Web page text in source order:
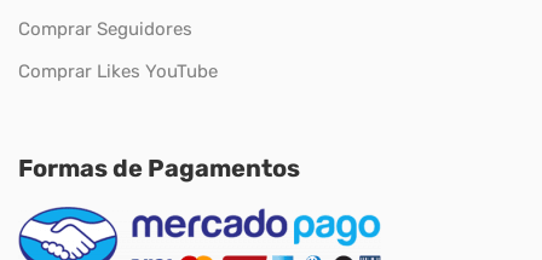
Comprar Seguidores
Comprar Likes YouTube
Formas de Pagamentos